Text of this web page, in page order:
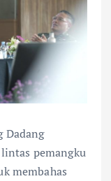
Dadang
pemangku
membahas